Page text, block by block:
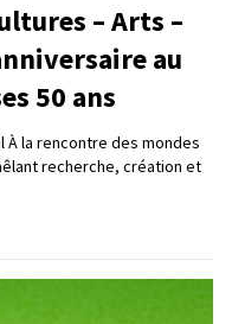
– Arts –
au
50 ans
À la rencontre des mondes
recherche, création et